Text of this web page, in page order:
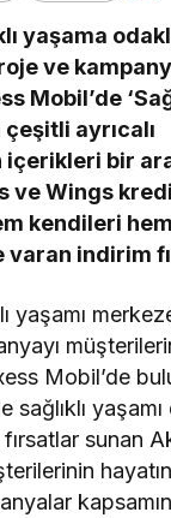
yaşama
ve
Mobil’de
çeşitli ayrıcalı
içerikleri bir
ve Wings
kendileri
varan indirim
yaşamı
Mobil’de
sağlıklı
sunan